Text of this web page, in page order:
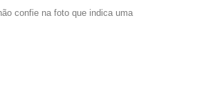
confie na foto que indica uma